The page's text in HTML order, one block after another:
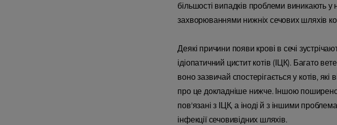
більшості випадків проблеми виникають у
захворюваннями нижніх сечових шляхів
Деякі причини появи крові в сечі
ідіопатичний цистит котів (ІЦК). Багато
воно зазвичай спостерігається у котів,
про це докладніше нижче. Іншою
пов'язані з ІЦК, а іноді й з іншими
інфекції сечовивідних шляхів.